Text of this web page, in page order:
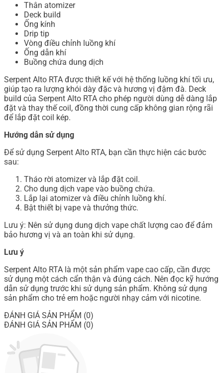
Thân atomizer
Deck build
Ống kính
Drip tip
Vòng điều chỉnh luồng khí
Ống dẫn khí
Buồng chứa dung dịch
Serpent Alto RTA được thiết kế với hệ thống luồng khí tối ưu,
giúp tạo ra lượng khói dày đặc và hương vị đậm đà. Deck
build của Serpent Alto RTA cho phép người dùng dễ dàng lắp
đặt và thay thế coil, đồng thời cung cấp không gian rộng rãi
để lắp đặt coil kép.
Hướng dẫn sử dụng
Để sử dụng Serpent Alto RTA, bạn cần thực hiện các bước
sau:
Tháo rời atomizer và lắp đặt coil.
Cho dung dịch vape vào buồng chứa.
Lắp lại atomizer và điều chỉnh luồng khí.
Bật thiết bị vape và thưởng thức.
Lưu ý: Nên sử dụng dung dịch vape chất lượng cao để đảm
bảo hương vị và an toàn khi sử dụng.
Lưu ý
Serpent Alto RTA là một sản phẩm vape cao cấp, cần được
sử dụng một cách cẩn thận và đúng cách. Nên đọc kỹ hướng
dẫn sử dụng trước khi sử dụng sản phẩm. Không sử dụng
sản phẩm cho trẻ em hoặc người nhạy cảm với nicotine.
ĐÁNH GIÁ SẢN PHẨM (0)
ĐÁNH GIÁ SẢN PHẨM (0)